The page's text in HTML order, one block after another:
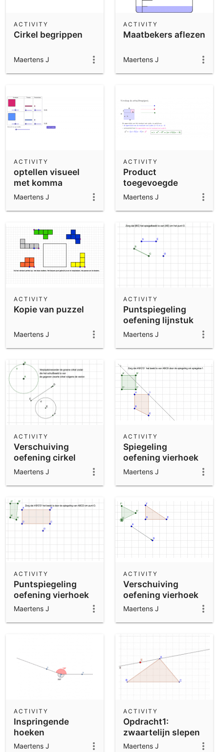
Cirkel begrippen
ACTIVITY
Maertens J
Maatbekers aflezen
ACTIVITY
Maertens J
optellen visueel
met komma
ACTIVITY
Maertens J
Product
toegevoegde
tweetermen cc
Roger Meesschaert
ACTIVITY
Maertens J
Kopie van puzzel
ACTIVITY
Maertens J
Puntspiegeling
oefening lijnstuk
ACTIVITY
Maertens J
Verschuiving
oefening cirkel
ACTIVITY
Maertens J
Spiegeling
oefening vierhoek
ACTIVITY
Maertens J
Puntspiegeling
oefening vierhoek
ACTIVITY
Maertens J
Verschuiving
oefening vierhoek
ACTIVITY
Maertens J
Inspringende
hoeken
ACTIVITY
Maertens J
Opdracht1:
zwaartelijn slepen
ACTIVITY
Maertens J